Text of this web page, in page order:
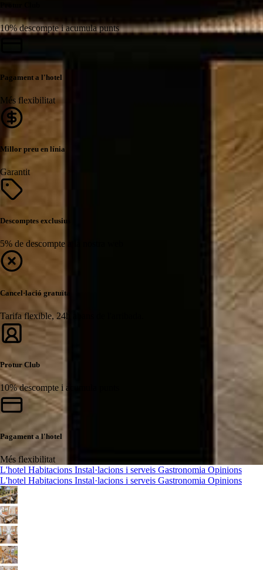
10% descompte i acumula punts
Pagament a l'hotel
Més flexibilitat
Millor preu en línia
Garantit
Descomptes exclusius
5% de descompte a la nostra web
Cancel·lació gratuïta
Tarifa flexible, 24h abans de l'arribada.
Protur Club
10% descompte i acumula punts
Pagament a l'hotel
Més flexibilitat
L'hotel Habitacions Instal·lacions i serveis Gastronomia Opinions
L'hotel Habitacions Instal·lacions i serveis Gastronomia Opinions